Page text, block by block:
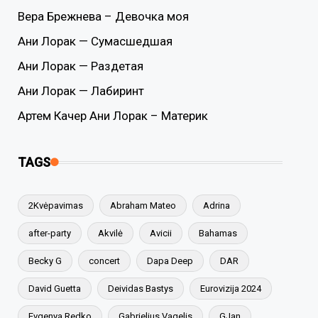
Вера Брежнева – Девочка моя
Ани Лорак — Сумасшедшая
Ани Лорак — Раздетая
Ани Лорак — Лабиринт
Артем Качер Ани Лорак – Материк
TAGS
2Kvėpavimas Abraham Mateo Adrina
after-party Akvilė Avicii Bahamas
Becky G concert Dapa Deep DAR
David Guetta Deividas Bastys Eurovizija 2024